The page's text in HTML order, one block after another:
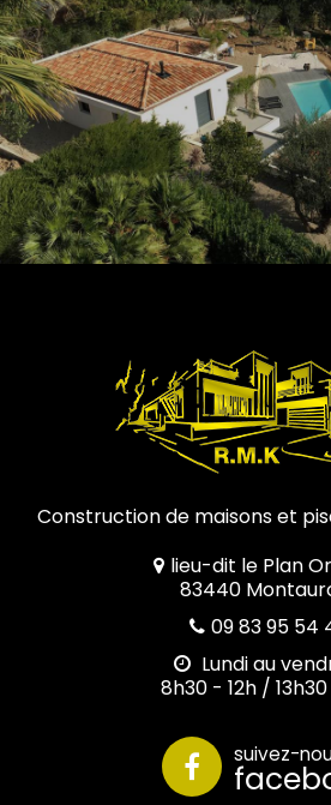
Construction de maisons et
lieu-dit le Plan
83440
09 83 95 54
Lundi au
8h30 - 12h /
suivez-